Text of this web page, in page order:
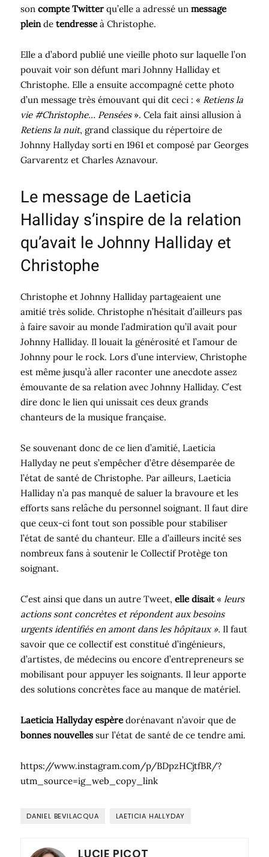
son compte Twitter qu’elle a adressé un message
plein de tendresse à Christophe.
Elle a d’abord publié une vieille photo sur laquelle l’on
pouvait voir son défunt mari Johnny Halliday et
Christophe. Elle a ensuite accompagné cette photo
d’un message très émouvant qui dit ceci : « Retiens la
vie #Christophe… Pensées». Cela fait ainsi allusion à
Retiens la nuit, grand classique du répertoire de
Johnny Hallyday sorti en 1961 et composé par Georges
Garvarentz et Charles Aznavour.
Le message de Laeticia
Halliday s’inspire de la relation
qu’avait le Johnny Halliday et
Christophe
Christophe et Johnny Halliday partageaient une
amitié très solide. Christophe n’hésitait d’ailleurs pas
à faire savoir au monde l’admiration qu’il avait pour
Johnny Halliday. Il louait la générosité et l’amour de
Johnny pour le rock. Lors d’une interview, Christophe
est même jusqu’à aller raconter une anecdote assez
émouvante de sa relation avec Johnny Halliday. C’est
dire donc le lien qui unissait ces deux grands
chanteurs de la musique française.
Se souvenant donc de ce lien d’amitié, Laeticia
Hallyday ne peut s’empêcher d’être désemparée de
l’état de santé de Christophe. Par ailleurs, Laeticia
Halliday n’a pas manqué de saluer la bravoure et les
efforts sans relâche du personnel soignant. Il faut dire
que ceux-ci font tout son possible pour stabiliser
l’état de santé du chanteur. Elle a d’ailleurs incité ses
nombreux fans à soutenir le Collectif Protège ton
soignant.
C’est ainsi que dans un autre Tweet, elle disait« leurs
actions sont concrètes et répondent aux besoins
urgents identifiés en amont dans les hôpitaux ». Il faut
savoir que ce collectif est constitué d’ingénieurs,
d’artistes, de médecins ou encore d’entrepreneurs se
mobilisant pour appuyer les soignants. Il leur apporte
des solutions concrètes face au manque de matériel.
Laeticia Hallyday espère dorénavant n’avoir que de
bonnes nouvelles sur l’état de santé de ce tendre ami.
https://www.instagram.com/p/BDpzHCjtfBR/?
utm_source=ig_web_copy_link
DANIEL BEVILACQUA LAETICIA HALLYDAY
LUCIE PICOT